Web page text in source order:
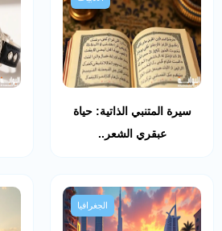
سيرة المتنبي الذاتية: حياة
عبقري الشعر..
الجغرافيا